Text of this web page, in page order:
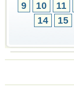
9
10 11
14
15